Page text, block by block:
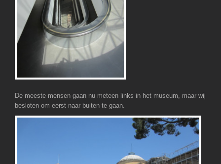
De meeste mensen gaan nu meteen links in het museum, maar wij
besloten om eerst naar buiten te gaan.